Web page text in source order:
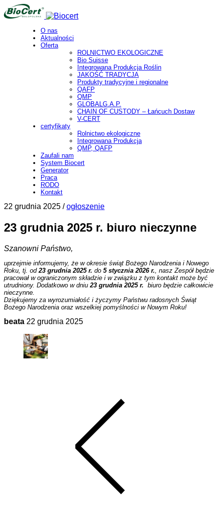
O nas
Aktualności
Oferta
ROLNICTWO EKOLOGICZNE
Bio Suisse
Integrowana Produkcja Roślin
JAKOŚĆ TRADYCJA
Produkty tradycyjne i regionalne
QAFP
QMP
GLOBALG.A.P.
CHAIN OF CUSTODY – Łańcuch Dostaw
V-CERT
certyfikaty
Rolnictwo ekologiczne
Integrowana Produkcja
QMP, QAFP
Zaufali nam
System Biocert
Generator
Praca
RODO
Kontakt
22 grudnia 2025 /ogłoszenie
23 grudnia 2025 r. biuro nieczynne
Szanowni Państwo,
uprzejmie informujemy, że w okresie świąt Bożego Narodzenia i Nowego
Roku, tj. od 23 grudnia 2025 r. do 5 stycznia 2026 r. , nasz Zespół będzie
pracował w ograniczonym składzie i w związku z tym kontakt może być
utrudniony. Dodatkowo w dniu 23 grudnia 2025 r. biuro będzie całkowicie
nieczynne.
Dziękujemy za wyrozumiałość i życzymy Państwu radosnych Świąt
Bożego Narodzenia oraz wszelkiej pomyślności w Nowym Roku!
beata 22 grudnia 2025